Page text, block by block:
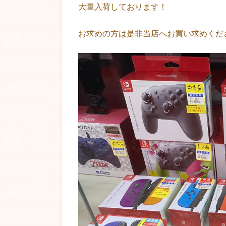
大量入荷しております！
お求めの方は是非当店へお買い求めくだ